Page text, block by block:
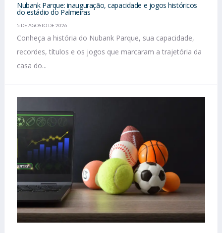
Nubank Parque: inauguração, capacidade e jogos históricos
do estádio do Palmeiras
5 DE AGOSTO DE 2026
Conheça a história do Nubank Parque, sua capacidade,
recordes, títulos e os jogos que marcaram a trajetória da
casa do...